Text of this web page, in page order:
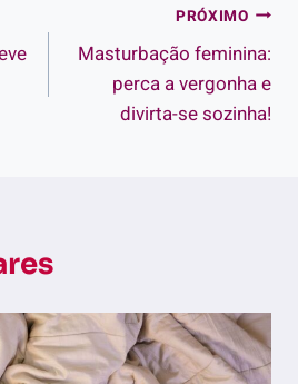
PRÓXIMO
Masturbação feminina:
perca a vergonha e
divirta-se sozinha!